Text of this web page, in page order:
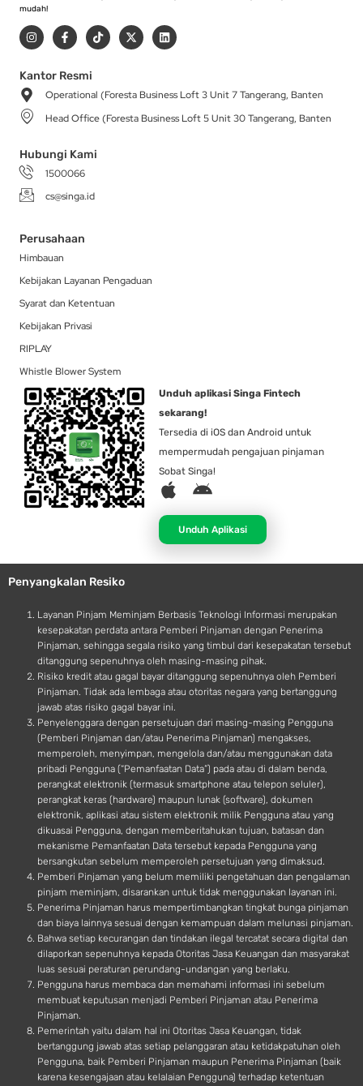
mudah!
I
n
s
a
g
r
a
m
F
a
c
b
o
-
T
i
k
X
-
t
t
r
L
i
n
i
Kantor Resmi
Operational (Foresta Business Loft 3 Unit 7 Tangerang, Banten
Head Office (Foresta Business Loft 5 Unit 30 Tangerang, Banten
Hubungi Kami
1500066
cs@singa.id
Perusahaan
Himbauan
Kebijakan Layanan Pengaduan
Syarat dan Ketentuan
Kebijakan Privasi
RIPLAY
Whistle Blower System
Unduh aplikasi Singa Fintech
sekarang!
Tersedia di iOS dan Android untuk
mempermudah pengajuan pinjaman
Sobat Singa!
A
p
l
e
A
d
r
o
d
Unduh Aplikasi
Penyangkalan Resiko
Layanan Pinjam Meminjam Berbasis Teknologi Informasi merupakan
kesepakatan perdata antara Pemberi Pinjaman dengan Penerima
Pinjaman, sehingga segala risiko yang timbul dari kesepakatan tersebut
ditanggung sepenuhnya oleh masing-masing pihak.
Risiko kredit atau gagal bayar ditanggung sepenuhnya oleh Pemberi
Pinjaman. Tidak ada lembaga atau otoritas negara yang bertanggung
jawab atas risiko gagal bayar ini.
Penyelenggara dengan persetujuan dari masing-masing Pengguna
(Pemberi Pinjaman dan/atau Penerima Pinjaman) mengakses,
memperoleh, menyimpan, mengelola dan/atau menggunakan data
pribadi Pengguna (“Pemanfaatan Data”) pada atau di dalam benda,
perangkat elektronik (termasuk smartphone atau telepon seluler),
perangkat keras (hardware) maupun lunak (software), dokumen
elektronik, aplikasi atau sistem elektronik milik Pengguna atau yang
dikuasai Pengguna, dengan memberitahukan tujuan, batasan dan
mekanisme Pemanfaatan Data tersebut kepada Pengguna yang
bersangkutan sebelum memperoleh persetujuan yang dimaksud.
Pemberi Pinjaman yang belum memiliki pengetahuan dan pengalaman
pinjam meminjam, disarankan untuk tidak menggunakan layanan ini.
Penerima Pinjaman harus mempertimbangkan tingkat bunga pinjaman
dan biaya lainnya sesuai dengan kemampuan dalam melunasi pinjaman.
Bahwa setiap kecurangan dan tindakan ilegal tercatat secara digital dan
dilaporkan sepenuhnya kepada Otoritas Jasa Keuangan dan masyarakat
luas sesuai peraturan perundang-undangan yang berlaku.
Pengguna harus membaca dan memahami informasi ini sebelum
membuat keputusan menjadi Pemberi Pinjaman atau Penerima
Pinjaman.
Pemerintah yaitu dalam hal ini Otoritas Jasa Keuangan, tidak
bertanggung jawab atas setiap pelanggaran atau ketidakpatuhan oleh
Pengguna, baik Pemberi Pinjaman maupun Penerima Pinjaman (baik
karena kesengajaan atau kelalaian Pengguna) terhadap ketentuan